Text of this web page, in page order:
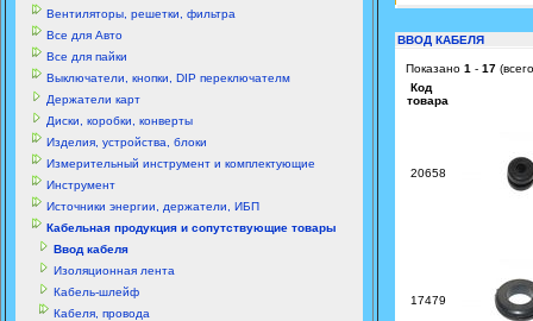
Вентиляторы, решетки, фильтра
Все для Авто
Все для пайки
Выключатели, кнопки, DIP переключателм
Держатели карт
Диски, коробки, конверты
Изделия, устройства, блоки
Измерительный инструмент и комплектующие
Инструмент
Источники энергии, держатели, ИБП
Кабельная продукция и сопутствующие товары
Ввод кабеля
Изоляционная лента
Кабель-шлейф
Кабеля, провода
ВВОД КАБЕЛЯ
Показано 1 - 17
Код
товара
20658
17479